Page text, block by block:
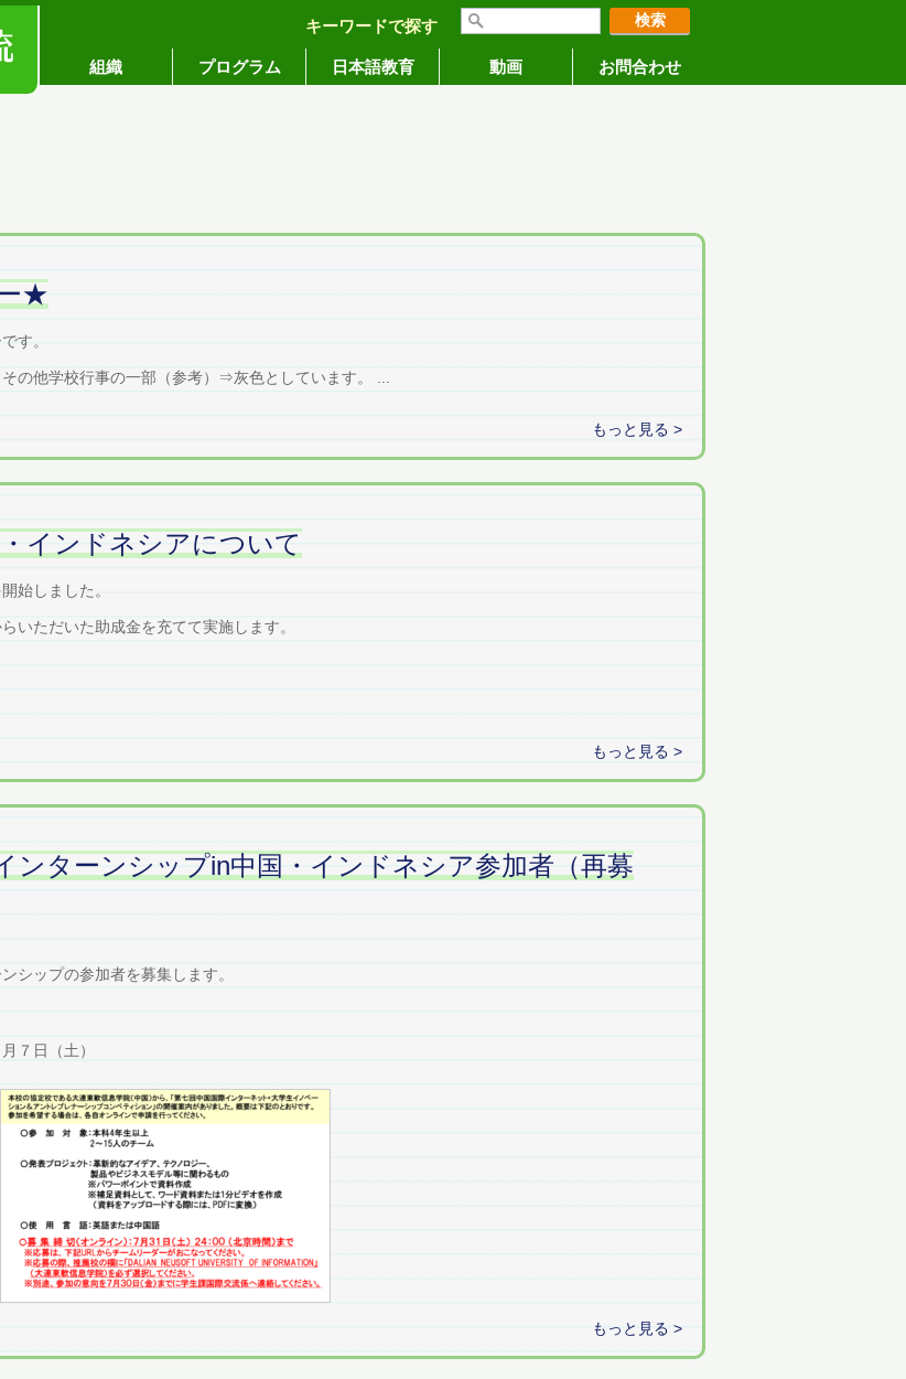
キーワードで探す
組織 プログラム 日本語教育 動画 お問合わせ
★
す。
他学校行事の一部（参考）⇒灰色としています。 ...
もっと見る >
インドネシアについて
始しました。
いただいた助成金を充てて実施します。
もっと見る >
ンターンシップin中国・インドネシア参加者（再募
シップの参加者を募集します。
７日（土）
もっと見る >